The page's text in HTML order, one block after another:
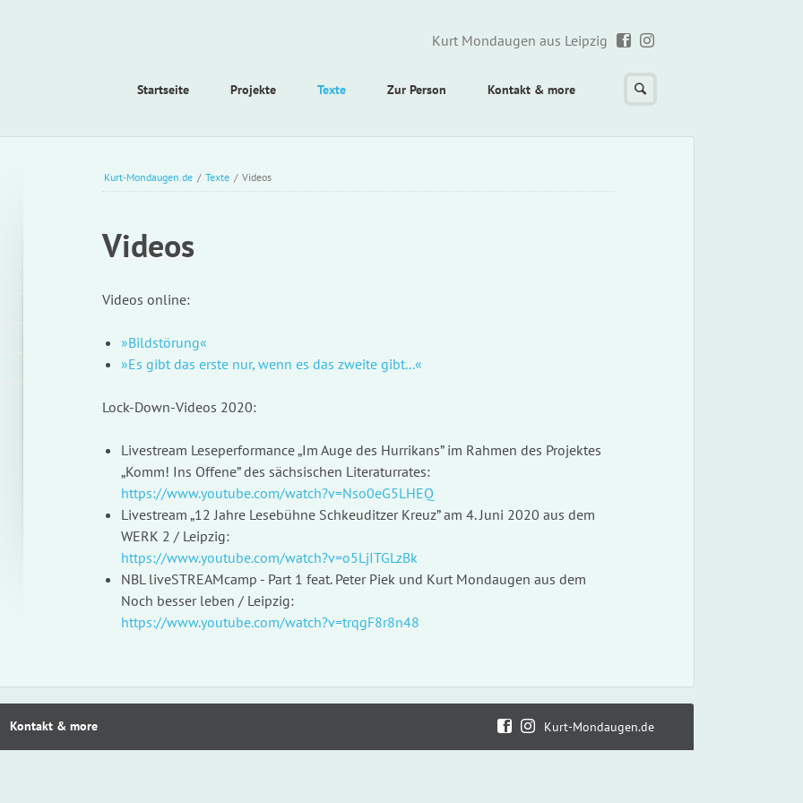
NavigationStartseite Projekte Texte Zur Person Kontakt & more
Kurt Mondaugen aus Leipzig
Kurt-Mondaugen.de / Texte / Videos
Videos
Videos online:
»Bildstörung«
»Es gibt das erste nur, wenn es das zweite gibt...«
Lock-Down-Videos 2020:
Livestream Leseperformance „Im Auge des Hurrikans” im Rahmen des Projektes
„Komm! Ins Offene” des sächsischen Literaturrates:
https://www.youtube.com/watch?v=Nso0eG5LHEQ
Livestream „12 Jahre Lesebühne Schkeuditzer Kreuz” am 4. Juni 2020 aus dem
WERK 2 / Leipzig:
https://www.youtube.com/watch?v=o5LjITGLzBk
NBL liveSTREAMcamp - Part 1 feat. Peter Piek und Kurt Mondaugen aus dem
Noch besser leben / Leipzig:
https://www.youtube.com/watch?v=trqgF8r8n48
Kontakt & more Kurt-Mondaugen.de